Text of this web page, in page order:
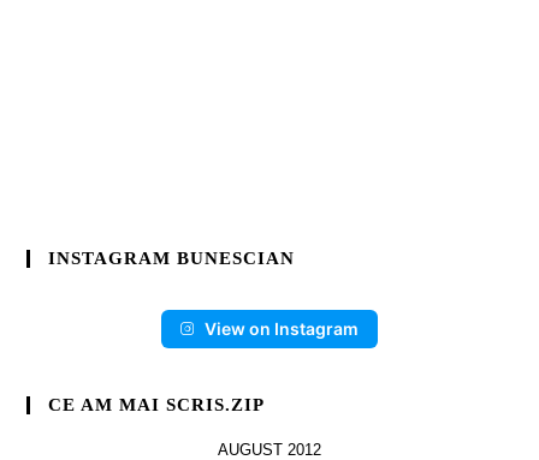
INSTAGRAM BUNESCIAN
View on Instagram
CE AM MAI SCRIS.ZIP
AUGUST 2012